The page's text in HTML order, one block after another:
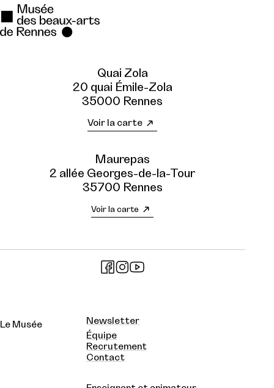
Quai Zola
20 quai Émile-Zola
35000 Rennes
Voir la carte
Maurepas
2 allée Georges-de-la-Tour
35700 Rennes
Voir la carte
Le Musée
Newsletter
Équipe
Recrutement
Contact